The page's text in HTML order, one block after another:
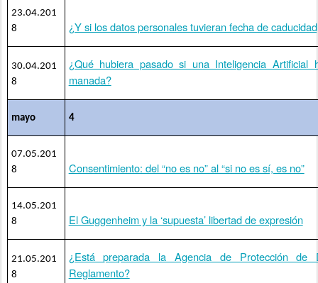
23.04.201
8
¿Y si los datos personales tuvieran fecha de
30.04.201
8
¿Qué hubiera pasado si una Inteligencia
manada?
mayo 4
07.05.201
8
Consentimiento: del “no es no” al “si no es sí, es no”
14.05.201
8
El Guggenheim y la ‘supuesta’ libertad de expresión
21.05.201
8
¿Está preparada la Agencia de Protección
Reglamento?